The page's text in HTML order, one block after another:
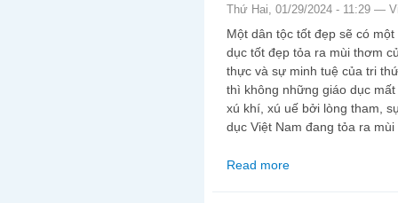
Thứ Hai, 01/29/2024 - 11:29 —
Một dân tộc tốt đẹp sẽ có
dục tốt đẹp tỏa ra mùi thơm
thực và sự minh tuệ của tri
thì không những giáo dục
xú khí, xú uế bởi lòng tham,
dục Việt Nam đang tỏa ra mùi
Read more